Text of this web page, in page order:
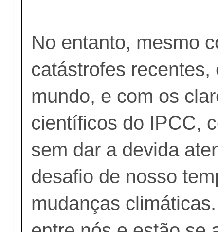
No entanto, mesmo
catástrofes recentes,
mundo, e com os
científicos do IPCC,
sem dar a devida
desafio de nosso
mudanças